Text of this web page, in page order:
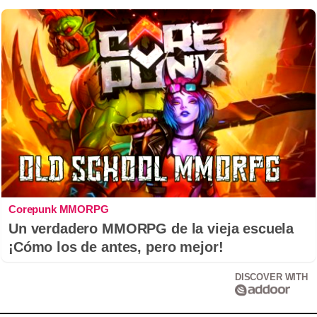
Corepunk MMORPG
Un verdadero MMORPG de la vieja escuela
¡Cómo los de antes, pero mejor!
DISCOVER WITH